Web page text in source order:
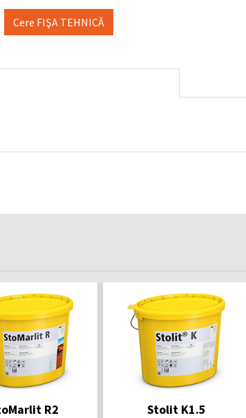
Cere FIŞA TEHNICĂ
R2 Stolit K1.5